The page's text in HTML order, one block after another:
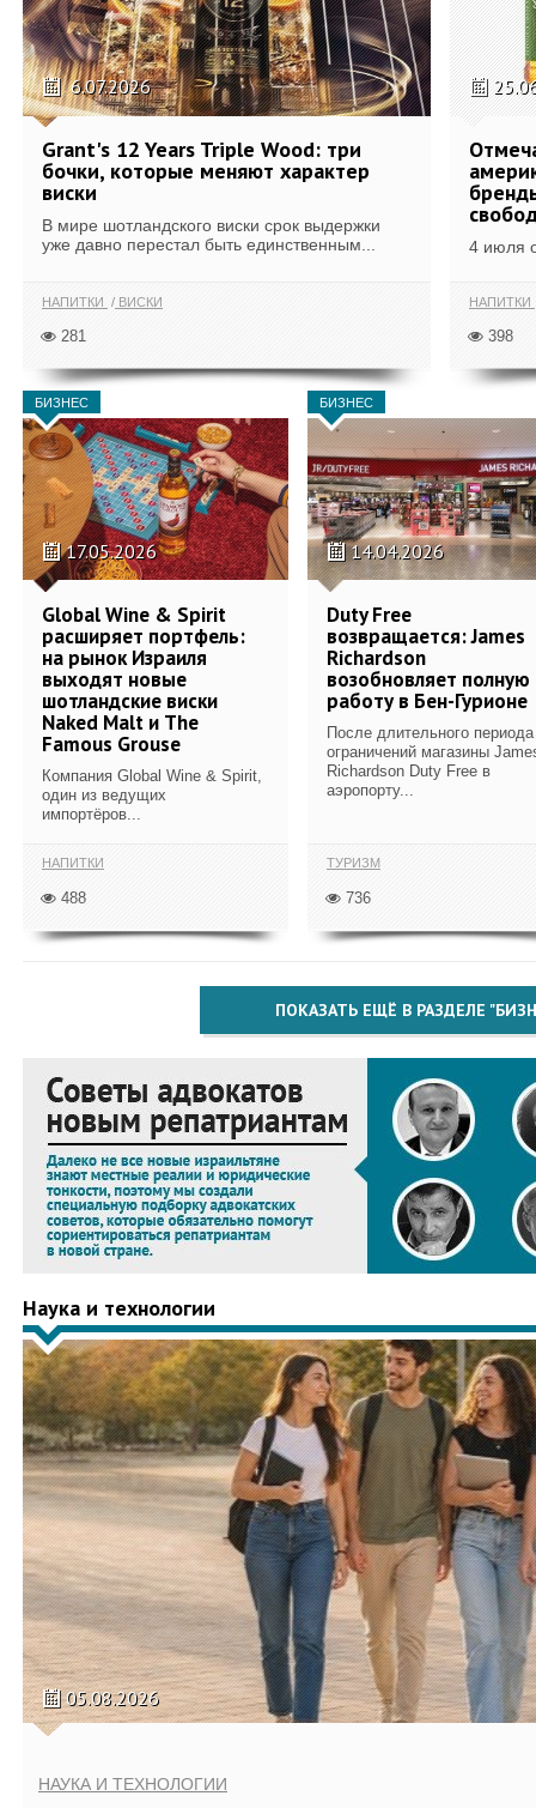
6.07.2026
Grant's 12 Years Triple Wood: три
бочки, которые меняют характер
виски
В мире шотландского виски срок выдержки
уже давно перестал быть единственным...
НАПИТКИ ВИСКИ
281
4 июля
НАПИТКИ
398
БИЗНЕС
17.05.2026
Global Wine & Spirit
расширяет портфель:
на рынок Израиля
выходят новые
шотландские виски
Naked Malt и The
Famous Grouse
Компания Global Wine & Spirit,
один из ведущих
импортёров...
НАПИТКИ
488
БИЗНЕС
14.04.2026
Duty Free
возвращается: James
Richardson
возобновляет полную
работу в Бен-Гурионе
После длительного периода
ограничений магазины
Richardson Duty Free в
аэропорту...
ТУРИЗМ
736
ПОКАЗАТЬ ЕЩЁ В РАЗДЕЛЕ
Наука и технологии
05.08.2026
НАУКА И ТЕХНОЛОГИИ